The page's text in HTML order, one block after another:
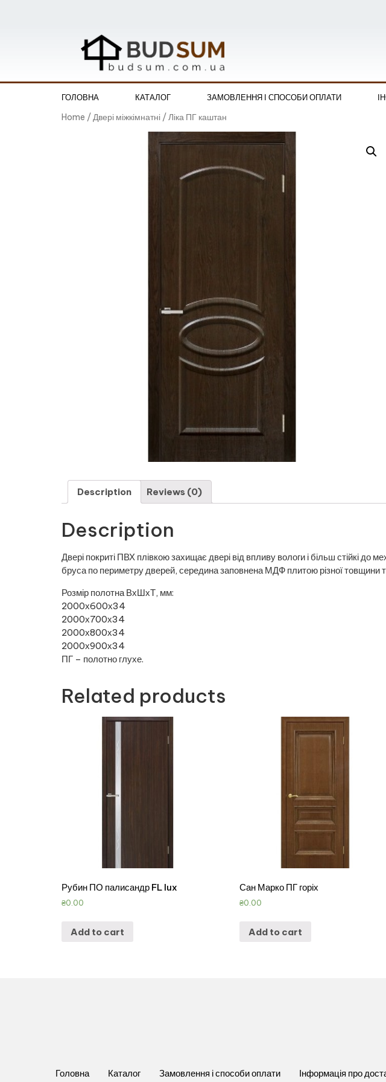
ГОЛОВНА КАТАЛОГ ЗАМОВЛЕННЯ І СПОСОБИ ОПЛАТИ
Home /Двері міжкімнатні / Ліка ПГ каштан
Description Reviews (0)
Description
Двері покриті ПВХ плівкою захищає двері від впливу вологи і більш стійкі
бруса по периметру дверей, середина заповнена МДФ плитою різної товщини
Розмір полотна ВхШхТ, мм:
2000х600х34
2000х700х34
2000х800х34
2000х900х34
ПГ – полотно глухе.
Related products
Рубин ПО палисандр FL lux
₴0.00
Add to cart
Сан Марко ПГ горіх
₴0.00
Add to cart
Головна Каталог Замовлення і способи оплати Інформація про